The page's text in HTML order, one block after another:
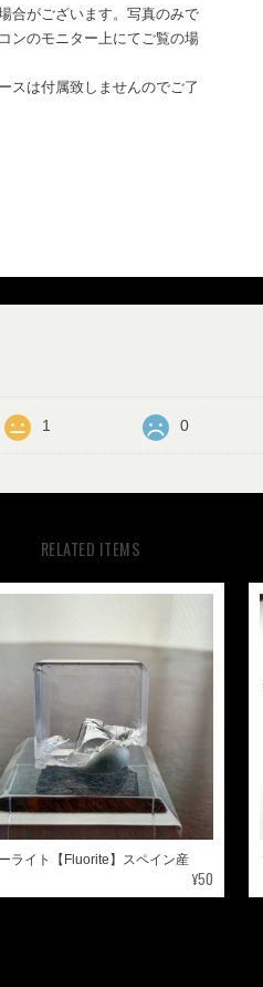
合がございます。写真のみで
ンのモニター上にてご覧の場
スは付属致しませんのでご了
1 0
RELATED ITEMS
ライト【Fluorite】スペイン産
¥50